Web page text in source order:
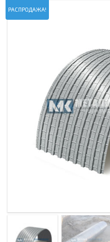
РАСПРОДАЖА!